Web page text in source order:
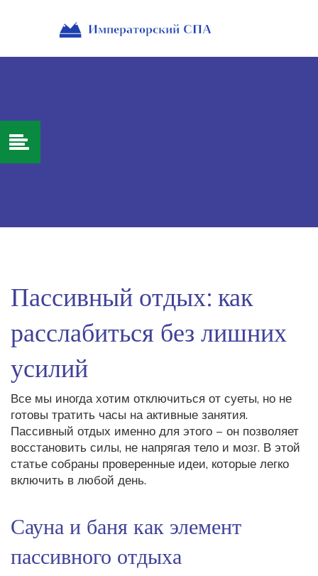
Пассивный отдых: как
расслабиться без лишних
усилий
Все мы иногда хотим отключиться от суеты, но не
готовы тратить часы на активные занятия.
Пассивный отдых именно для этого – он позволяет
восстановить силы, не напрягая тело и мозг. В этой
статье собраны проверенные идеи, которые легко
включить в любой день.
Сауна и баня как элемент
пассивного отдыха